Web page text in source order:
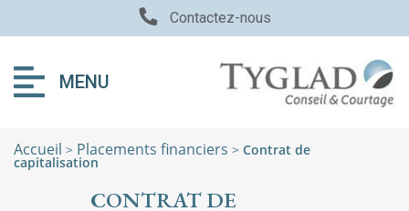
Contactez-nous
MENU
Accueil > Placements financiers > Contrat de
capitalisation
CONTRAT DE